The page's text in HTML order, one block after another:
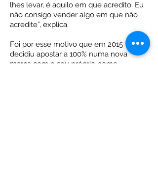
lhes levar, é aquilo em que acredito. Eu
não consigo vender algo em que não
acredite”, explica.
Foi por esse motivo que em 2015
decidiu apostar a 100% numa nova
marca com o seu próprio nome